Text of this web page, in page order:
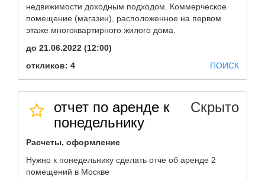
недвижимости доходным подходом. Коммерческое
помещение (магазин), расположенное на первом
этаже многоквартирного жилого дома.
до 21.06.2022 (12:00)
откликов: 4
ПОИСК
отчет по аренде к
понедельнику
Скрыто
Расчеты, оформление
Нужно к понедельнику сделать отче об аренде 2
помещений в Москве